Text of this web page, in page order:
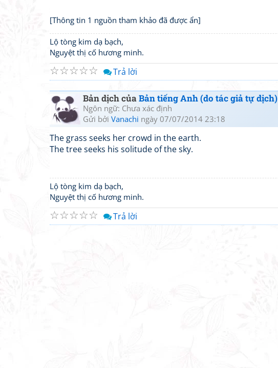
[Thông tin 1 nguồn tham khảo đã được ẩn]
Lộ tòng kim dạ bạch,
Nguyệt thị cố hương minh.
☆
☆
☆
☆
☆ Trả lời
Bản dịch củaBản tiếng Anh (do tác giả tự dịch)
Ngôn ngữ: Chưa xác định
Gửi bởi Vanachi ngày 07/07/2014 23:18
The grass seeks her crowd in the earth.
The tree seeks his solitude of the sky.
Lộ tòng kim dạ bạch,
Nguyệt thị cố hương minh.
☆
☆
☆
☆
☆ Trả lời